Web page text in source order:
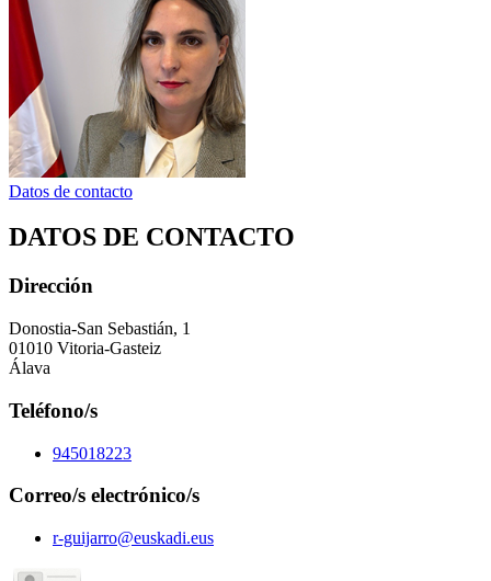
Datos de contacto
DATOS DE CONTACTO
Dirección
Donostia-San Sebastián, 1
01010 Vitoria-Gasteiz
Álava
Teléfono/s
945018223
Correo/s electrónico/s
r-guijarro@euskadi.eus